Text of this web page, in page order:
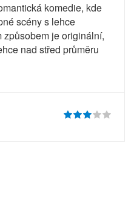
komedie, kde
scény s lehce
způsobem je originální,
nad střed průměru